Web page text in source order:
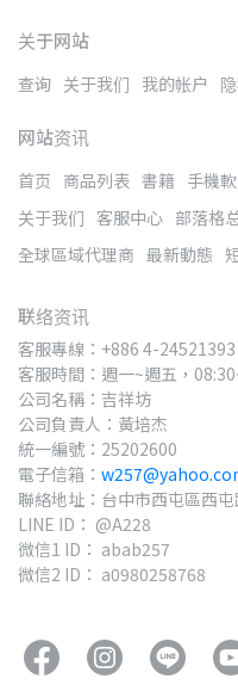
关于网站
查询 关于我们 我的帐户
网站资讯
首页 商品列表 書籍 手機
关于我们 客服中心 部落格
全球區域代理商 最新動態
联络资讯
客服專線：+886 4-24521393
客服時間：週一~週五，
公司名稱：吉祥坊
公司負責人：黃培杰
統一編號：25202600
電子信箱：
聯絡地址：台中市西屯區西
LINE ID： @A228
微信1 ID： abab257
微信2 ID： a0980258768